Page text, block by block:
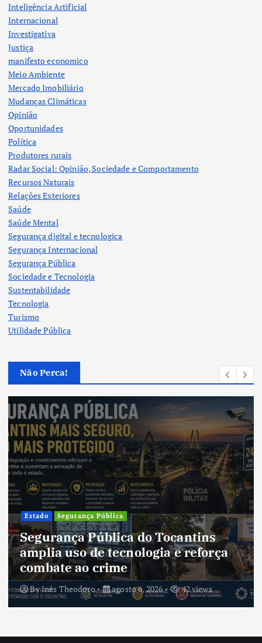
Inteligência Artificial
Internacional
Investigativa
Justiça
manifesto economico
Meio Ambiente
Mercado Imobiliário
Mudanças Climáticas
Opinião
Oportunidades
Política
Produtores rurais
Radar Social: Opinião, Sociedade e Comportamento
Recursos Naturais
Relações Exteriores
Saúde
Saúde Mental
Segurança digital e tecnologica
Segurança Internacional
Segurança Pública
Sociedade e Tecnologia
Sustentabilidade
Tecnologia
Turismo
Utilidade Pública
Não Perca!
Estado Segurança Pública
Segurança Pública do Tocantins
amplia uso de tecnologia e reforça
combate ao crime
ByInês Theodoro agosto 6, 2026 42 views